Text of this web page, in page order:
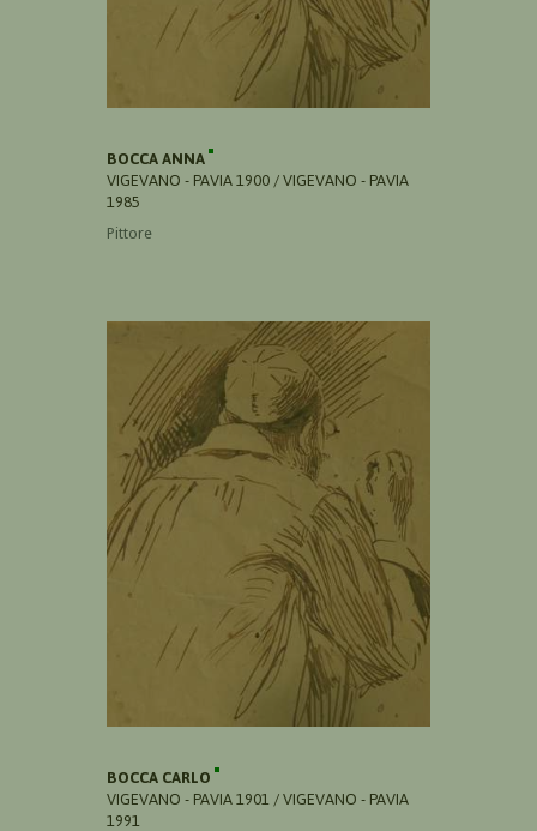
BOCCA ANNA
VIGEVANO - PAVIA 1900 / VIGEVANO - PAVIA
1985
Pittore
BOCCA CARLO
VIGEVANO - PAVIA 1901 / VIGEVANO - PAVIA
1991